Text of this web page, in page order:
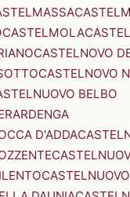
CASTELMOLA
CASTELNOVO
CASTELNOVO
BELBO
D'ADDA